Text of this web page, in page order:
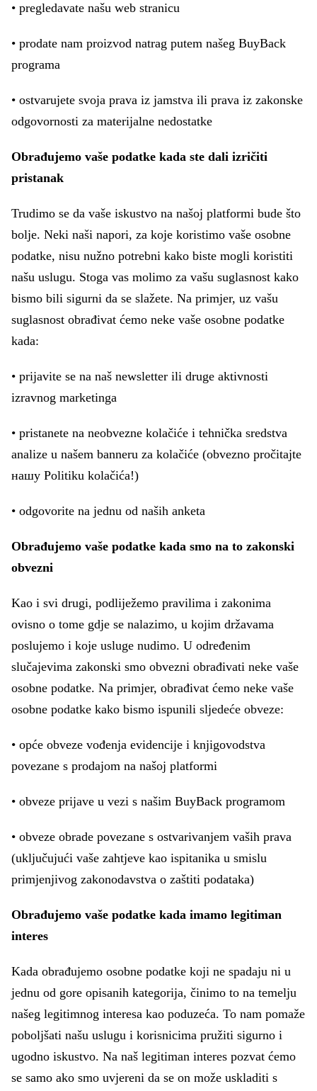
• pregledavate našu web stranicu
• prodate nam proizvod natrag putem našeg BuyBack
programa
• ostvarujete svoja prava iz jamstva ili prava iz zakonske
odgovornosti za materijalne nedostatke
Obrađujemo vaše podatke kada ste dali izričiti
pristanak
Trudimo se da vaše iskustvo na našoj platformi bude što
bolje. Neki naši napori, za koje koristimo vaše osobne
podatke, nisu nužno potrebni kako biste mogli koristiti
našu uslugu. Stoga vas molimo za vašu suglasnost kako
bismo bili sigurni da se slažete. Na primjer, uz vašu
suglasnost obrađivat ćemo neke vaše osobne podatke
kada:
• prijavite se na naš newsletter ili druge aktivnosti
izravnog marketinga
• pristanete na neobvezne kolačiće i tehnička sredstva
analize u našem banneru za kolačiće (obvezno pročitajte
нашу Politiku kolačića!)
• odgovorite na jednu od naših anketa
Obrađujemo vaše podatke kada smo na to zakonski
obvezni
Kao i svi drugi, podliježemo pravilima i zakonima
ovisno o tome gdje se nalazimo, u kojim državama
poslujemo i koje usluge nudimo. U određenim
slučajevima zakonski smo obvezni obrađivati neke vaše
osobne podatke. Na primjer, obrađivat ćemo neke vaše
osobne podatke kako bismo ispunili sljedeće obveze:
• opće obveze vođenja evidencije i knjigovodstva
povezane s prodajom na našoj platformi
• obveze prijave u vezi s našim BuyBack programom
• obveze obrade povezane s ostvarivanjem vaših prava
(uključujući vaše zahtjeve kao ispitanika u smislu
primjenjivog zakonodavstva o zaštiti podataka)
Obrađujemo vaše podatke kada imamo legitiman
interes
Kada obrađujemo osobne podatke koji ne spadaju ni u
jednu od gore opisanih kategorija, činimo to na temelju
našeg legitimnog interesa kao poduzeća. To nam pomaže
poboljšati našu uslugu i korisnicima pružiti sigurno i
ugodno iskustvo. Na naš legitiman interes pozvat ćemo
se samo ako smo uvjereni da se on može uskladiti s